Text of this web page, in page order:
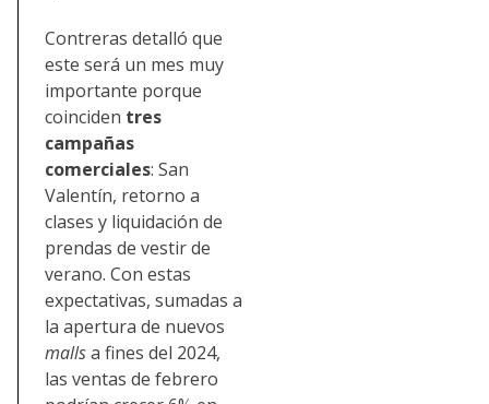
Contreras detalló que
este será un mes muy
importante porque
coinciden tres
campañas
comerciales: San
Valentín, retorno a
clases y liquidación de
prendas de vestir de
verano. Con estas
expectativas, sumadas a
la apertura de nuevos
mallsa fines del 2024,
las ventas de febrero